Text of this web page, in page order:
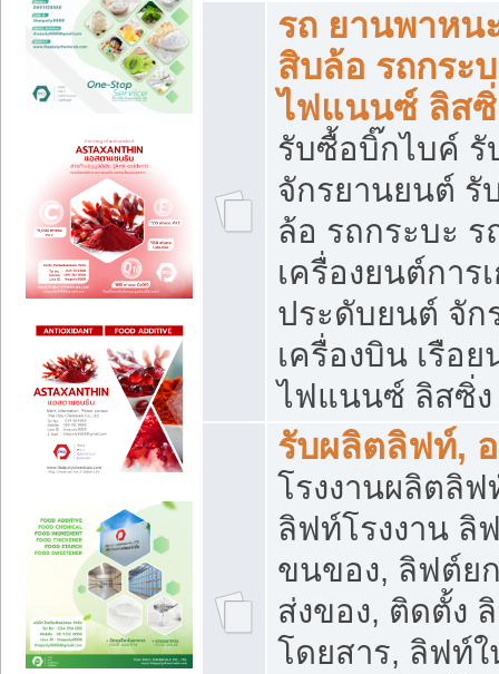
รถ ยานพาหน
สิบล้อ รถกระ
ไฟแนนซ์ ลิส
รับซื้อบิ๊กไบค์
จักรยานยนต์ รั
ล้อ รถกระบะ
เครื่องยนต์การ
ประดับยนต์ จัก
เครื่องบิน เรือ
ไฟแนนซ์ ลิสซิ่ง
รับผลิตลิฟท์,
โรงงานผลิตลิ
ลิฟท์โรงงาน ลิ
ขนของ, ลิฟต์ย
ส่งของ, ติดตั้ง
โดยสาร, ลิฟท์